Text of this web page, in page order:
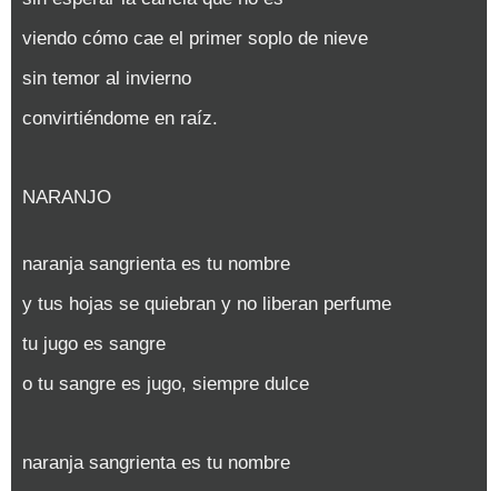
viendo cómo cae el primer soplo de nieve
sin temor al invierno
convirtiéndome en raíz.
NARANJO
naranja sangrienta es tu nombre
y tus hojas se quiebran y no liberan perfume
tu jugo es sangre
o tu sangre es jugo, siempre dulce
naranja sangrienta es tu nombre